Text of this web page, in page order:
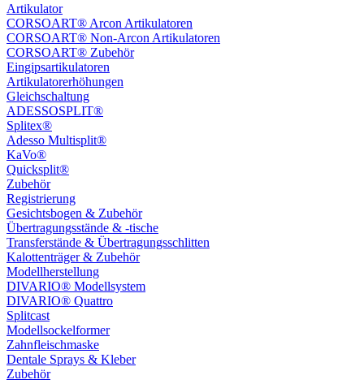
Artikulator
CORSOART® Arcon Artikulatoren
CORSOART® Non-Arcon Artikulatoren
CORSOART® Zubehör
Eingipsartikulatoren
Artikulatorerhöhungen
Gleichschaltung
ADESSOSPLIT®
Splitex®
Adesso Multisplit®
KaVo®
Quicksplit®
Zubehör
Registrierung
Gesichtsbogen & Zubehör
Übertragungsstände & -tische
Transferstände & Übertragungsschlitten
Kalottenträger & Zubehör
Modellherstellung
DIVARIO® Modellsystem
DIVARIO® Quattro
Splitcast
Modellsockelformer
Zahnfleischmaske
Dentale Sprays & Kleber
Zubehör